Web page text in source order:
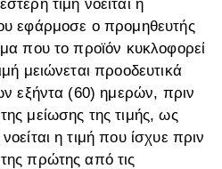
τιμή νοείται η
εφάρμοσε ο προμηθευτής
που το προϊόν κυκλοφορεί
μειώνεται προοδευτικά
εξήντα (60) ημερών, πριν
μείωσης της τιμής, ως
η τιμή που ίσχυε πριν
πρώτης από τις